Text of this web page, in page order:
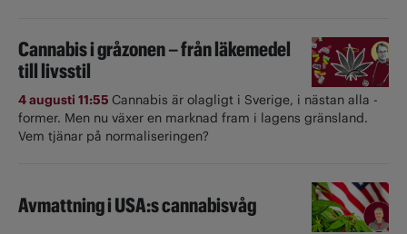
Cannabis i gråzonen – från läkemedel
till livsstil
4 augusti 11:55 Cannabis är olagligt i ­Sverige, i nästan alla ­
former. Men nu växer en marknad fram i lagens gränsland.
Vem tjänar på normaliseringen?
Avmattning i USA:s cannabisvåg